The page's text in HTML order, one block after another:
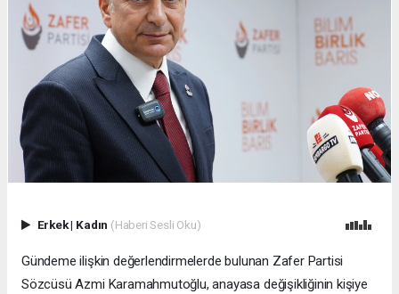
Erkek| Kadın (Haberi Sesli Oku)
Gündeme ilişkin değerlendirmelerde bulunan Zafer Partisi
Sözcüsü Azmi Karamahmutoğlu, anayasa değişikliğinin kişiye